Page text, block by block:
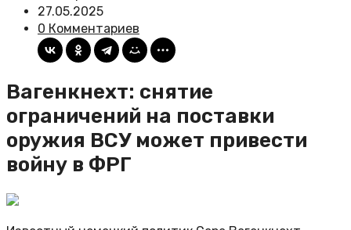
27.05.2025
0 Комментариев
Вагенкнехт: снятие
ограничений на поставки
оружия ВСУ может привести
войну в ФРГ